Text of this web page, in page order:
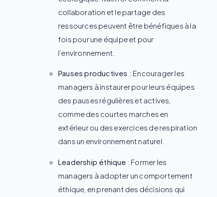
collaboration et le partage des
ressources peuvent être bénéfiques à la
fois pour une équipe et pour
l’environnement.
Pauses productives : Encourager les
managers à instaurer pour leurs équipes
des pauses régulières et actives,
comme des courtes marches en
extérieur ou des exercices de respiration
dans un environnement naturel.
Leadership éthique : Former les
managers à adopter un comportement
éthique, en prenant des décisions qui